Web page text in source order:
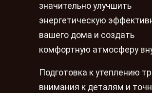
значительно улучшить
энергетическую
вашего дома и создать
комфортную атмосферу
Подготовка к утеплению
внимания к деталям и